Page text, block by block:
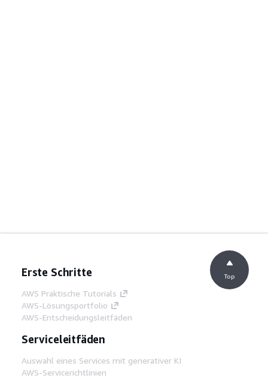
Erste Schritte
AWS Praktische Tutorials
AWS-Lösungsportfolio
AWS-Entscheidungsleitfäden
Serviceleitfäden
Auswahl eines Services mit generativer KI
AWS-Servicerichtlinien
Top